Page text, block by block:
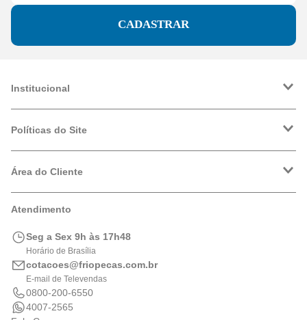
CADASTRAR
Institucional
Trabalhe Conosco
Políticas do Site
Política de Privacidade
Logística
Área do Cliente
Meus Pedidos
Portal de Boletos
Atendimento
Seg a Sex 9h às 17h48
Horário de Brasília
cotacoes@friopecas.com.br
E-mail de Televendas
0800-200-6550
4007-2565